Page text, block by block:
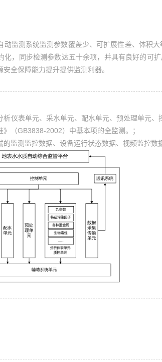
动监测系统监测参数覆盖少、可扩展性差、体积大
化，同步检测参数达五十余项，并具有良好的可
全保障能力提升提供监测利器。
析仪表单元、采水单元、配水单元、预处理单元
（GB3838-2002）中基本项的全监测。；
监测监控数据、设备运行状态数据、视频监控数